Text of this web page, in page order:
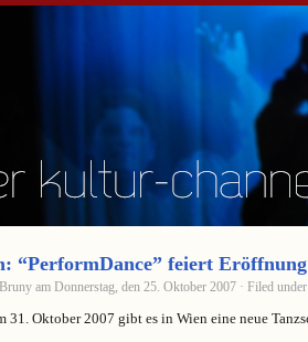
“PerformDance” feiert Eröffnung
am Donnerstag, den 25. Oktober 2007 · Filed under
31. Oktober 2007 gibt es in Wien eine neue